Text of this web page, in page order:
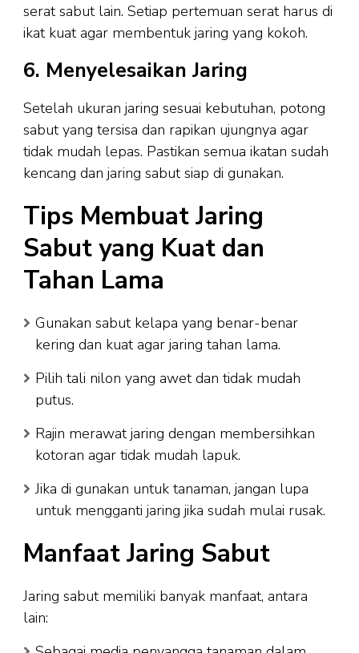
serat sabut lain. Setiap pertemuan serat harus di
ikat kuat agar membentuk jaring yang kokoh.
6. Menyelesaikan Jaring
Setelah ukuran jaring sesuai kebutuhan, potong
sabut yang tersisa dan rapikan ujungnya agar
tidak mudah lepas. Pastikan semua ikatan sudah
kencang dan jaring sabut siap di gunakan.
Tips Membuat Jaring
Sabut yang Kuat dan
Tahan Lama
Gunakan sabut kelapa yang benar-benar
kering dan kuat agar jaring tahan lama.
Pilih tali nilon yang awet dan tidak mudah
putus.
Rajin merawat jaring dengan membersihkan
kotoran agar tidak mudah lapuk.
Jika di gunakan untuk tanaman, jangan lupa
untuk mengganti jaring jika sudah mulai rusak.
Manfaat Jaring Sabut
Jaring sabut memiliki banyak manfaat, antara
lain: